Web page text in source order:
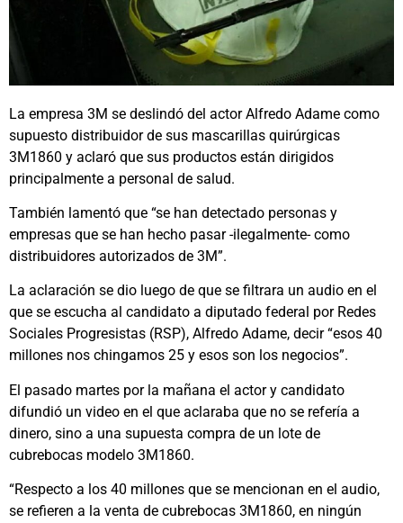
La empresa 3M se deslindó del actor Alfredo Adame como
supuesto distribuidor de sus mascarillas quirúrgicas
3M1860 y aclaró que sus productos están dirigidos
principalmente a personal de salud.
También lamentó que “se han detectado personas y
empresas que se han hecho pasar -ilegalmente- como
distribuidores autorizados de 3M”.
La aclaración se dio luego de que se filtrara un audio en el
que se escucha al candidato a diputado federal por Redes
Sociales Progresistas (RSP), Alfredo Adame, decir “esos 40
millones nos chingamos 25 y esos son los negocios”.
El pasado martes por la mañana el actor y candidato
difundió un video en el que aclaraba que no se refería a
dinero, sino a una supuesta compra de un lote de
cubrebocas modelo 3M1860.
“Respecto a los 40 millones que se mencionan en el audio,
se refieren a la venta de cubrebocas 3M1860, en ningún